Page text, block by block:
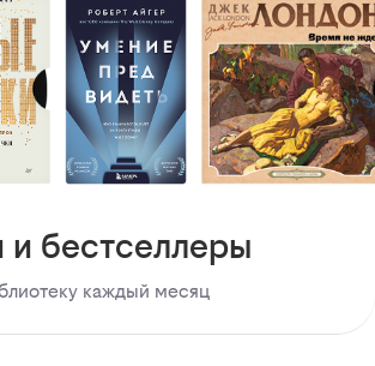
и бестселлеры
каждый месяц